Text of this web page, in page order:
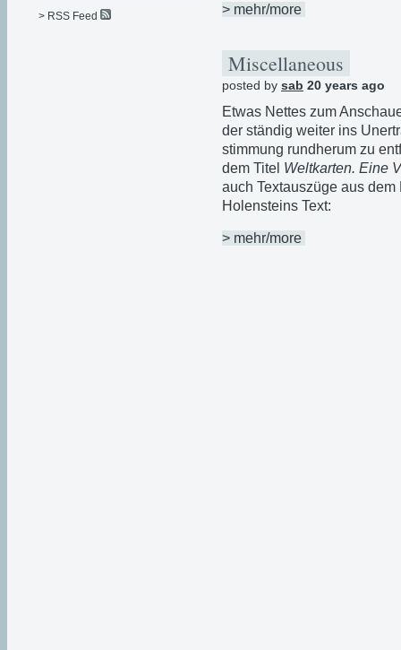
> mehr/more
Miscellaneous
posted by sab 20 years ago
Etwas Nettes zum
der ständig weiter ins
stimmung rundherum zu
dem Titel Weltkarten. Eine
auch Textauszüge aus
Holensteins Text:
> mehr/more
> RSS Feed